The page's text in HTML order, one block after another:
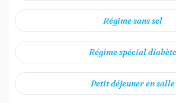
Régime sans sel
Régime spécial diabète
Petit déjeuner en salle